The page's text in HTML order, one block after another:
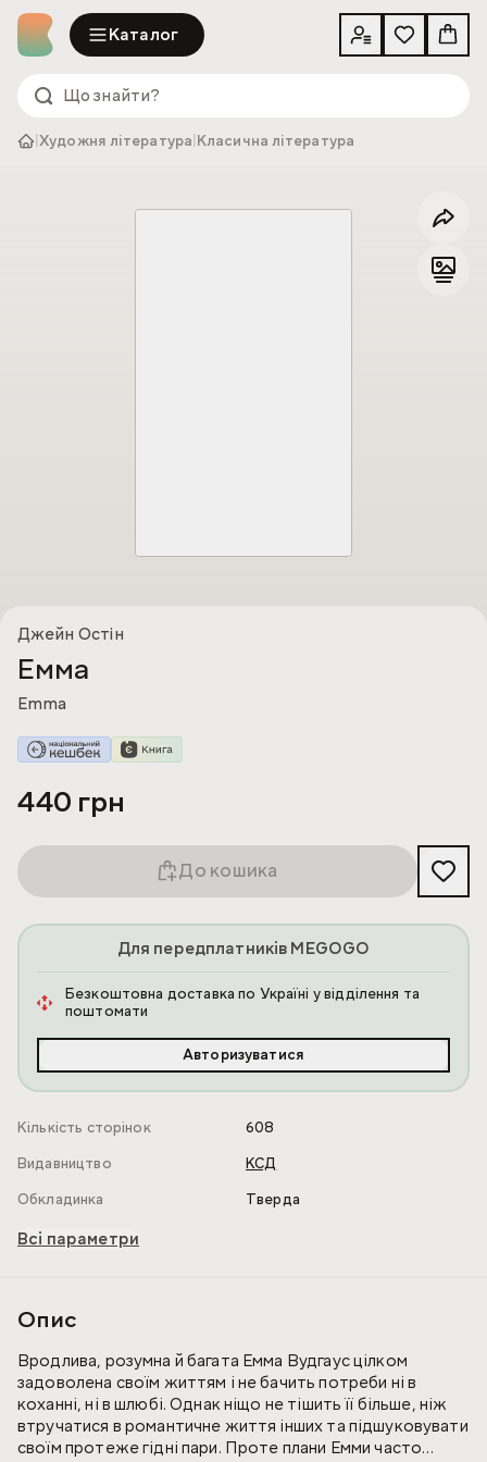
Каталог
|Художня література Класична література
Джейн Остін
Емма
Emma
440 грн
До кошика
Для передплатників MEGOGO
Безкоштовна доставка по Україні у відділення та
поштомати
Авторизуватися
Кількість сторінок
608
Видавництво
КСД
Обкладинка
Тверда
Всі параметри
Опис
Вродлива, розумна й багата Емма Вудгаус цілком
задоволена своїм життям і не бачить потреби ні в
коханні, ні в шлюбі. Однак ніщо не тішить її більше, ніж
втручатися в романтичне життя інших та підшуковувати
своїм протеже гідні пари. Проте плани Емми часто